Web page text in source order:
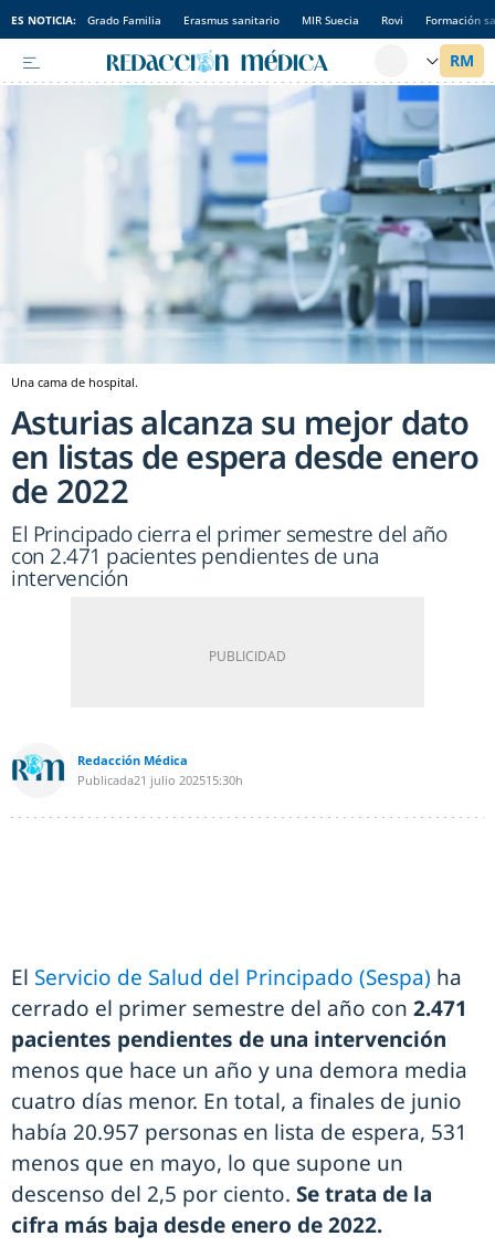
ES NOTICIA: Grado Familia Erasmus sanitario MIR Suecia Rovi Formación
Una cama de hospital.
Asturias alcanza su mejor dato
en listas de espera desde enero
de 2022
El Principado cierra el primer semestre del año
con 2.471 pacientes pendientes de una
intervención
Redacción Médica
Publicada21 julio 202515:30h
El Servicio de Salud del Principado (Sespa) ha
cerrado el primer semestre del año con 2.471
pacientes pendientes de una intervención
menos que hace un año y una demora media
cuatro días menor. En total, a finales de junio
había 20.957 personas en lista de espera, 531
menos que en mayo, lo que supone un
descenso del 2,5 por ciento. Se trata de la
cifra más baja desde enero de 2022.